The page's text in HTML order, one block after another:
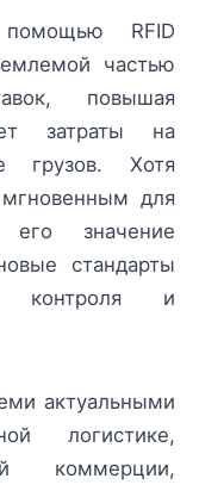
RFID
частью
повышая
затраты на
грузов. Хотя
мгновенным для
его значение
стандарты
контроля и
актуальными
логистике,
коммерции,